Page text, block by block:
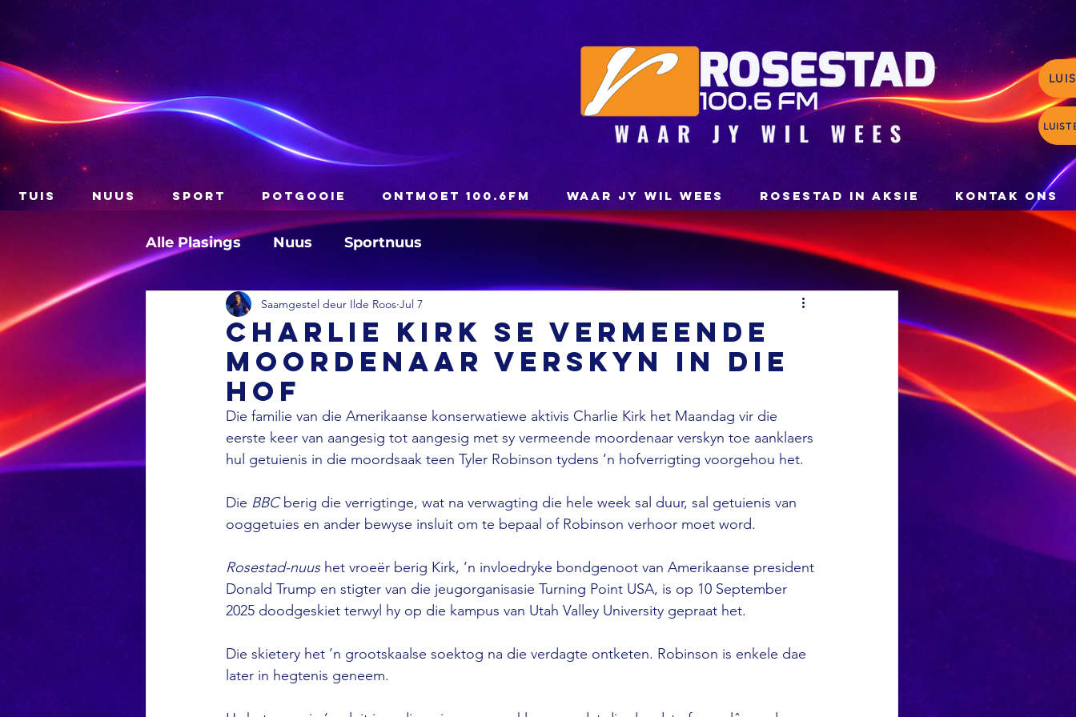
TUIS NUUS SPORT POTGOOIE ONTMOET 100.6FM WAAR JY WIL WEES ROSESTAD IN AKSIE KONTAK ONS
Alle Plasings Nuus Sportnuus
Charlie Kirk se vermeende
moordenaar verskyn in die
hof
Saamgestel deur Ilde Roos Jul 7
Die familie van die Amerikaanse konserwatiewe aktivis Charlie Kirk het Maandag vir die
eerste keer van aangesig tot aangesig met sy vermeende moordenaar verskyn toe aanklaers
hul getuienis in die moordsaak teen Tyler Robinson tydens ’n hofverrigting voorgehou het.
Die BBC berig die verrigtinge, wat na verwagting die hele week sal duur, sal getuienis van
ooggetuies en ander bewyse insluit om te bepaal of Robinson verhoor moet word.
Rosestad-nuus het vroeër berig Kirk, ’n invloedryke bondgenoot van Amerikaanse president
Donald Trump en stigter van die jeugorganisasie Turning Point USA, is op 10 September
2025 doodgeskiet terwyl hy op die kampus van Utah Valley University gepraat het.
Die skietery het ’n grootskaalse soektog na die verdagte ontketen. Robinson is enkele dae
later in hegtenis geneem.